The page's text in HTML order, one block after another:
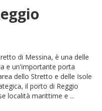
di Messina, è una delle
e un'importante porta
dello Stretto e delle Isole
il porto di Reggio
località marittime e ...